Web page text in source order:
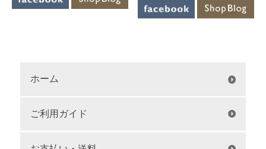
ホーム
ご利用ガイド